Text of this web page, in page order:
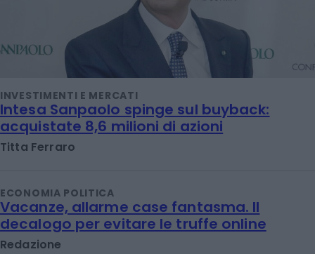
INVESTIMENTI E MERCATI
Intesa Sanpaolo spinge sul buyback:
acquistate 8,6 milioni di azioni
Titta Ferraro
ECONOMIA POLITICA
Vacanze, allarme case fantasma. Il
decalogo per evitare le truffe online
Redazione